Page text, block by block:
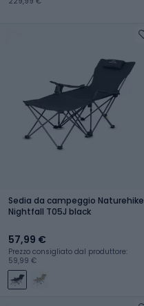
Sedia da campeggio Naturehike
Nightfall T05J black
57,99 €
Prezzo consigliato dal produttore:
59,99 €